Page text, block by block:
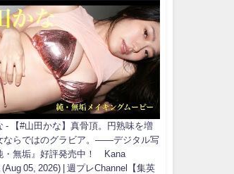
- 【#山田かな】真骨頂。円熟味を増
ならではのグラビア。――デジタル写
・無垢』好評発売中！ Kana
(Aug 05, 2026) | 週プレChannel【集英